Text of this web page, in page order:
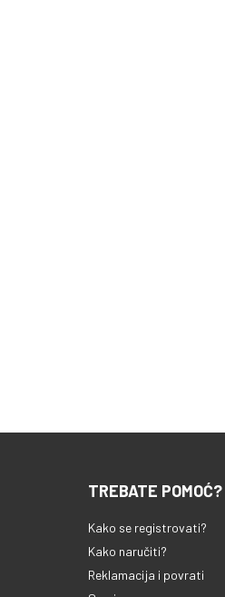
TREBATE POMOĆ?
Kako se registrovati?
Kako naručiti?
Reklamacija i povrati